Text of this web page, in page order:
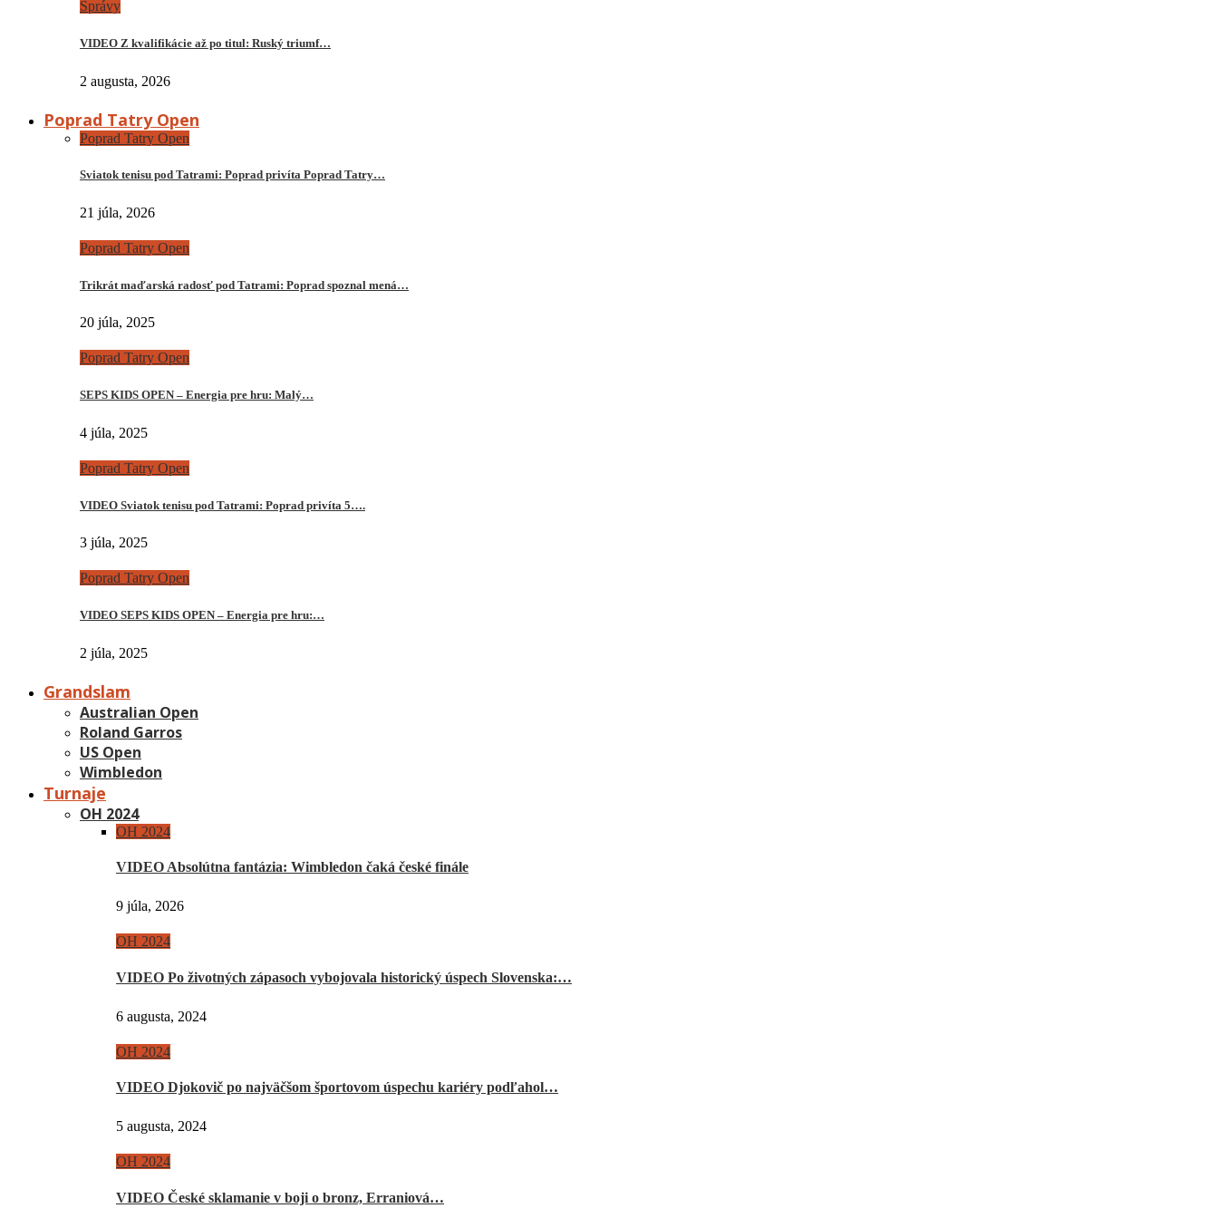
Správy
VIDEO Z kvalifikácie až po titul: Ruský triumf…
2 augusta, 2026
Poprad Tatry Open
Poprad Tatry Open
Sviatok tenisu pod Tatrami: Poprad privíta Poprad Tatry…
21 júla, 2026
Poprad Tatry Open
Trikrát maďarská radosť pod Tatrami: Poprad spoznal mená…
20 júla, 2025
Poprad Tatry Open
SEPS KIDS OPEN – Energia pre hru: Malý…
4 júla, 2025
Poprad Tatry Open
VIDEO Sviatok tenisu pod Tatrami: Poprad privíta 5….
3 júla, 2025
Poprad Tatry Open
VIDEO SEPS KIDS OPEN – Energia pre hru:…
2 júla, 2025
Grandslam
Australian Open
Roland Garros
US Open
Wimbledon
Turnaje
OH 2024
OH 2024
VIDEO Absolútna fantázia: Wimbledon čaká české finále
9 júla, 2026
OH 2024
VIDEO Po životných zápasoch vybojovala historický úspech Slovenska:…
6 augusta, 2024
OH 2024
VIDEO Djokovič po najväčšom športovom úspechu kariéry podľahol…
5 augusta, 2024
OH 2024
VIDEO České sklamanie v boji o bronz, Erraniová…